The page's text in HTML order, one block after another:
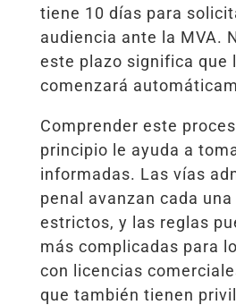
tiene 10 días para
audiencia ante la MVA.
este plazo significa que
comenzará
Comprender este
principio le ayuda a
informadas. Las vías
penal avanzan cada
estrictos, y las reglas
más complicadas para
con licencias
que también tienen